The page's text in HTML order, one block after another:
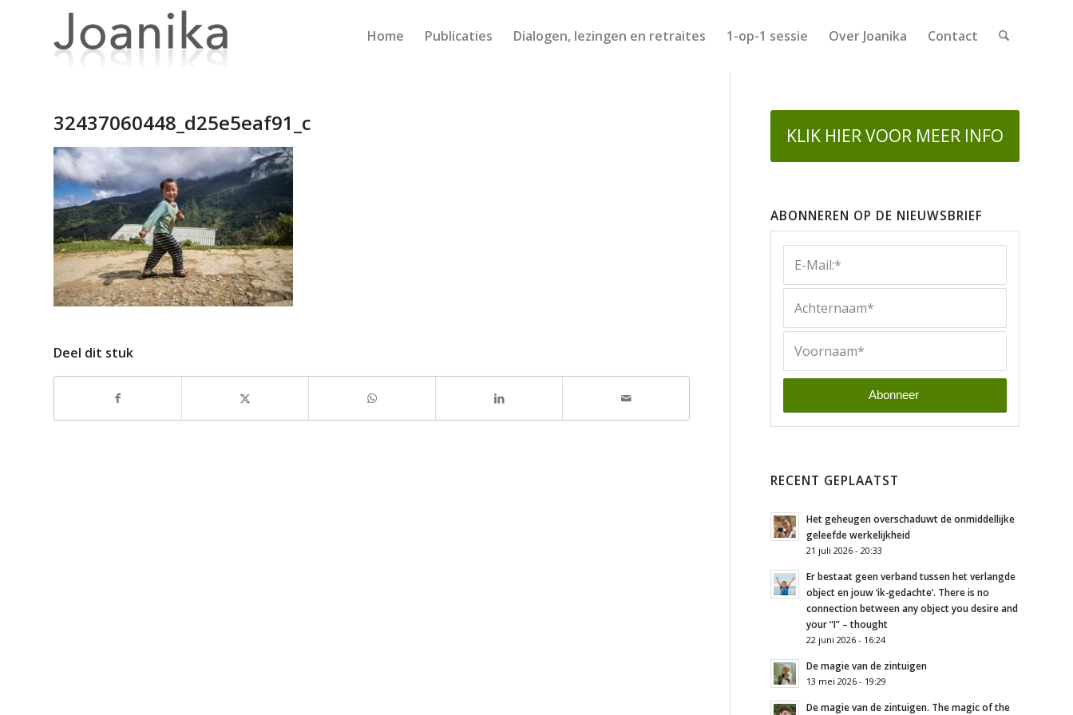
Home Publicaties Dialogen, lezingen en retraites 1-op-1 sessie Over Joanika Contact
32437060448_d25e5eaf91_c
Deel dit stuk
KLIK HIER VOOR MEER INFO
ABONNEREN OP DE NIEUWSBRIEF
RECENT GEPLAATST
Het geheugen overschaduwt de onmiddellijke
geleefde werkelijkheid
21 juli 2026 - 20:33
Er bestaat geen verband tussen het verlangde
object en jouw ‘ik-gedachte’. There is no
connection between any object you desire and
your “I” – thought
22 juni 2026 - 16:24
De magie van de zintuigen
13 mei 2026 - 19:29
De magie van de zintuigen. The magic of the